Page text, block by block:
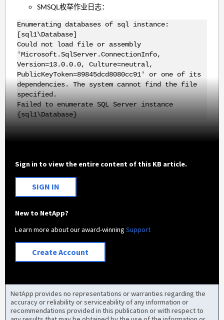
SMSQL枚举作业日志：
Enumerating databases of sql instance:
[sql1\Database]
Could not load file or assembly
'Microsoft.SqlServer.ConnectionInfo,
Version=13.0.0.0, Culture=neutral,
PublicKeyToken=89845dcd8080cc91' or one of its
dependencies. The system cannot find the file
specified.
Failed to enumerate SQL Server instance
{sql1\Database}
Sign in to view the entire content of this KB article.
SIGN IN
New to NetApp?
Learn more about our award-winningSupport
Create Account
NetApp provides no representations or warranties regarding the
accuracy or reliability or serviceability of any information or
recommendations provided in this publication or with respect to